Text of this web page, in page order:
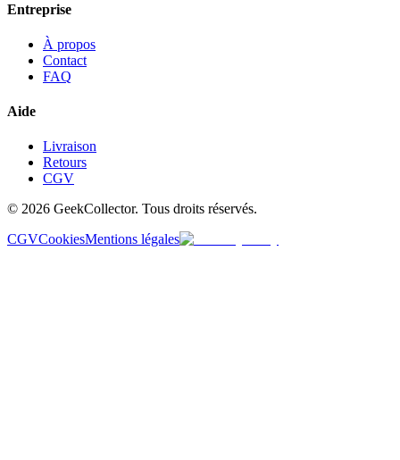
Entreprise
À propos
Contact
FAQ
Aide
Livraison
Retours
CGV
© 2026 GeekCollector. Tous droits réservés.
CGVCookiesMentions légales